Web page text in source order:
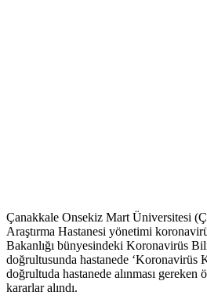
Çanakkale Onsekiz Mart Üniversitesi
Araştırma Hastanesi yönetimi
Bakanlığı bünyesindeki Koronavirüs
doğrultusunda hastanede ‘Koronavirüs
doğrultuda hastanede alınması
kararlar alındı.